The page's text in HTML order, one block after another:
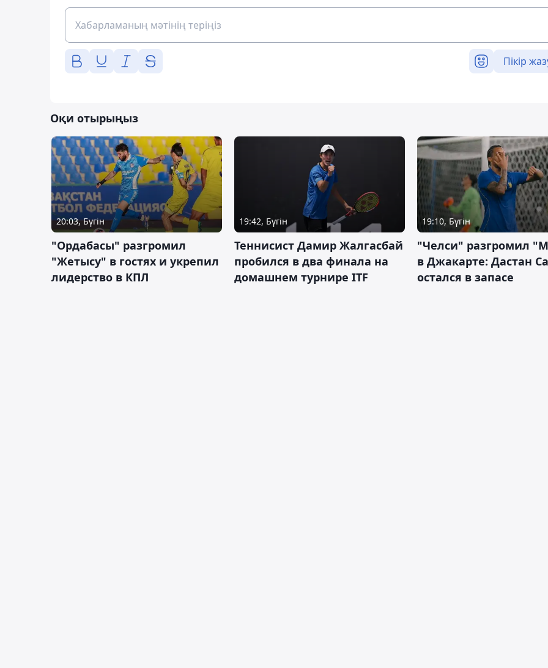
Пікір
Оқи отырыңыз
20:03, Бүгін
"Ордабасы" разгромил
"Жетысу" в гостях и укрепил
лидерство в КПЛ
19:42, Бүгін
Теннисист Дамир Жалгасбай
пробился в два финала на
домашнем турнире ITF
19:10, Бүгін
"Челси" разгромил
в Джакарте: Дастан
остался в запасе